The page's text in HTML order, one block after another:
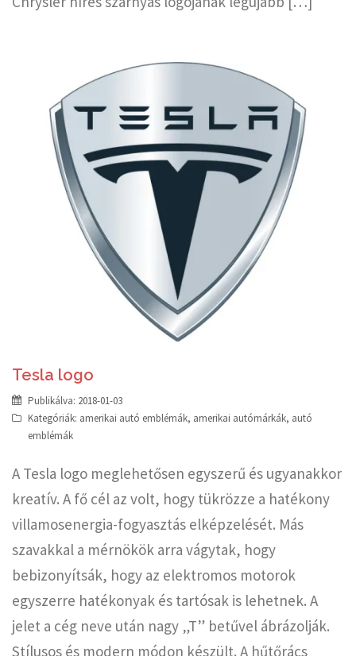
Tesla logo
Publikálva: 2018-01-03
Kategóriák: amerikai autó emblémák, amerikai autómárkák, autó
emblémák
A Tesla logo meglehetősen egyszerű és ugyanakkor
kreatív. A fő cél az volt, hogy tükrözze a hatékony
villamosenergia-fogyasztás elképzelését. Más
szavakkal a mérnökök arra vágytak, hogy
bebizonyítsák, hogy az elektromos motorok
egyszerre hatékonyak és tartósak is lehetnek. A
jelet a cég neve után nagy „T” betűvel ábrázolják.
Stílusos és modern módon készült. A hűtőrács